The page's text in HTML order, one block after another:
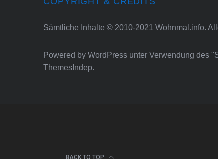
Sämtliche Inhalte © 2010-2021 Wohnmal.info.
Powered by WordPress unter Verwendung des
ThemesIndep.
BACK TO TOP